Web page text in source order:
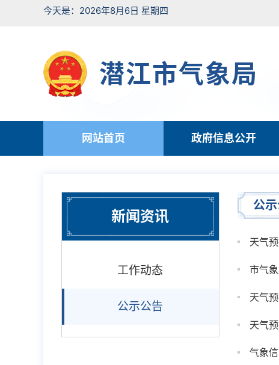
今天是：2026年8月6日 星期四
潜江市气象局
网站首页 政府信息公开
新闻资讯
工作动态
公示公告
公
天气
市气
天气
天气
气象